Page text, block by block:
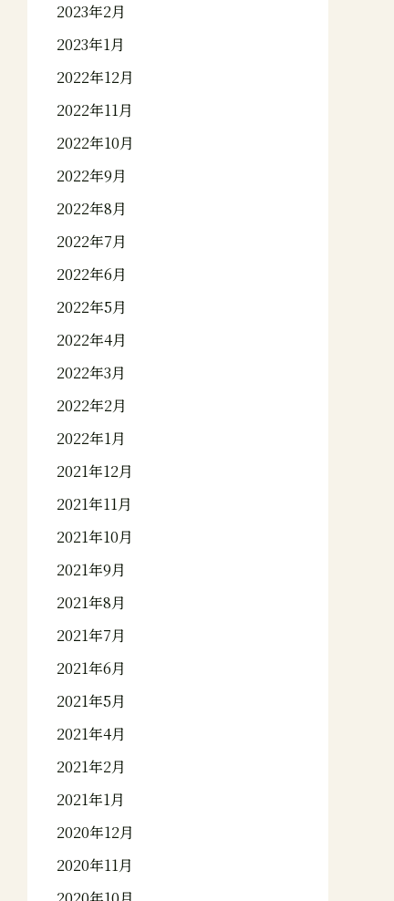
2023年2月
2023年1月
2022年12月
2022年11月
2022年10月
2022年9月
2022年8月
2022年7月
2022年6月
2022年5月
2022年4月
2022年3月
2022年2月
2022年1月
2021年12月
2021年11月
2021年10月
2021年9月
2021年8月
2021年7月
2021年6月
2021年5月
2021年4月
2021年2月
2021年1月
2020年12月
2020年11月